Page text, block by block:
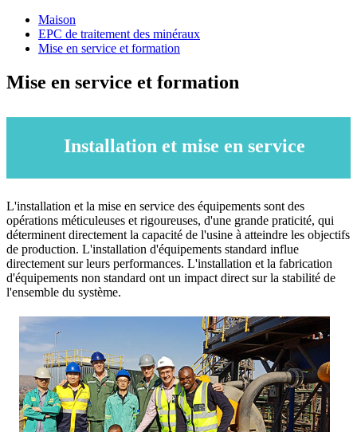
Maison
EPC de traitement des minéraux
Mise en service et formation
Mise en service et formation
Installation et mise en service
L'installation et la mise en service des équipements sont des
opérations méticuleuses et rigoureuses, d'une grande praticité, qui
déterminent directement la capacité de l'usine à atteindre les objectifs
de production. L'installation d'équipements standard influe
directement sur leurs performances. L'installation et la fabrication
d'équipements non standard ont un impact direct sur la stabilité de
l'ensemble du système.